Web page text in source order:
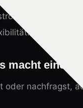
da
macht eine
oder nachfragst,